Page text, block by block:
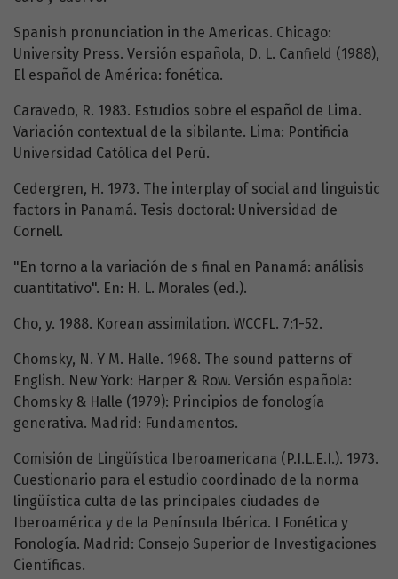
Spanish pronunciation in the Americas. Chicago:
University Press. Versión española, D. L. Canfield (1988),
El español de América: fonética.
Caravedo, R. 1983. Estudios sobre el español de Lima.
Variación contextual de la sibilante. Lima: Pontificia
Universidad Católica del Perú.
Cedergren, H. 1973. The interplay of social and linguistic
factors in Panamá. Tesis doctoral: Universidad de
Cornell.
"En torno a la variación de s final en Panamá: análisis
cuantitativo". En: H. L. Morales (ed.).
Cho, y. 1988. Korean assimilation. WCCFL. 7:1-52.
Chomsky, N. Y M. Halle. 1968. The sound patterns of
English. New York: Harper & Row. Versión española:
Chomsky & Halle (1979): Principios de fonología
generativa. Madrid: Fundamentos.
Comisión de Lingüística Iberoamericana (P.I.L.E.I.). 1973.
Cuestionario para el estudio coordinado de la norma
lingüística culta de las principales ciudades de
Iberoamérica y de la Península Ibérica. I Fonética y
Fonología. Madrid: Consejo Superior de Investigaciones
Científicas.